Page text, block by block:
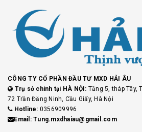
CÔNG TY CỔ PHẦN ĐẦU TƯ MXD HẢI ÂU
Trụ sở chính tại HÀ NỘI: Tầng 5, tháp Tây,
72 Trần Đăng Ninh, Cầu Giấy, Hà Nội
Hotline: 0356909996
Email: Tung.mxdhaiau@gmail.com